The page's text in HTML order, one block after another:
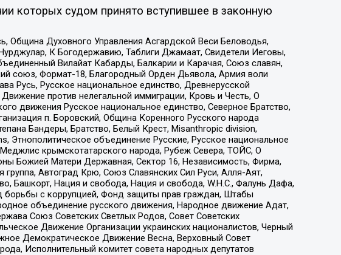
которых судом принято вступившее в законную
Община Духовного Управления Асгардской Веси Беловодья,
К Богодержавию, Таблиги Джамаат, Свидетели Иеговы,
Вилайат Кабарды, Балкарии и Карачая, Союз славян,
союз, Формат-18, Благородный Орден Дьявола, Армия воли
Русь, Русское национальное единство, Древнерусской
против нелегальной иммиграции, Кровь и Честь, О
движения Русское национальное единство, Северное Братство,
п. Боровский, Община Коренного Русского народа
Бандеры, Братство, Белый Крест, Misanthropic division,
Этнополитическое объединение Русские, Русское национальное
крымскотатарского народа, Рубеж Севера, ТОЙС, О
Божией Матери Державная, Сектор 16, Независимость, Фирма,
Автоград Крю, Союз Славянских Сил Руси, Алля-Аят,
Башкорт, Нация и свобода, Нация и свобода, W.H.С., Фалунь Дафа,
с коррупцией, Фонд защиты прав граждан, Штабы
объединение русского движения, Народное движение Адат,
Союз Советских Светлых Родов, Совет Советских
Движение Организации украинских националистов, Черный
Демократическое Движение Весна, Верховный Совет
Исполнительный комитет совета народных депутатов